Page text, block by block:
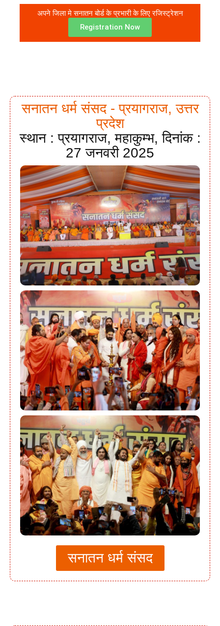
अपने जिला मे सनातन बोर्ड के प्रभारी के लिए रजिस्ट्रेशन
Registration Now
सनातन धर्म संसद - प्रयागराज, उत्तर
प्रदेश
स्थान : प्रयागराज, महाकुम्भ, दिनांक :
27 जनवरी 2025
सनातन धर्म संसद